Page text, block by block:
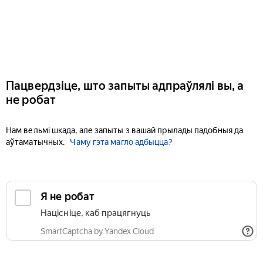
Пацвердзіце, што запыты адпраўлялі вы, а
не робат
Нам вельмі шкада, але запыты з вашай прылады падобныя да
аўтаматычных.
Чаму гэта магло адбыцца?
Я не робат
Націсніце, каб працягнуць
SmartCaptcha by Yandex Cloud